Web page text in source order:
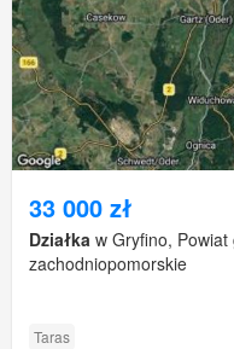
33 000 zł
Działka w Gryfino,
zachodniopomorskie
Taras